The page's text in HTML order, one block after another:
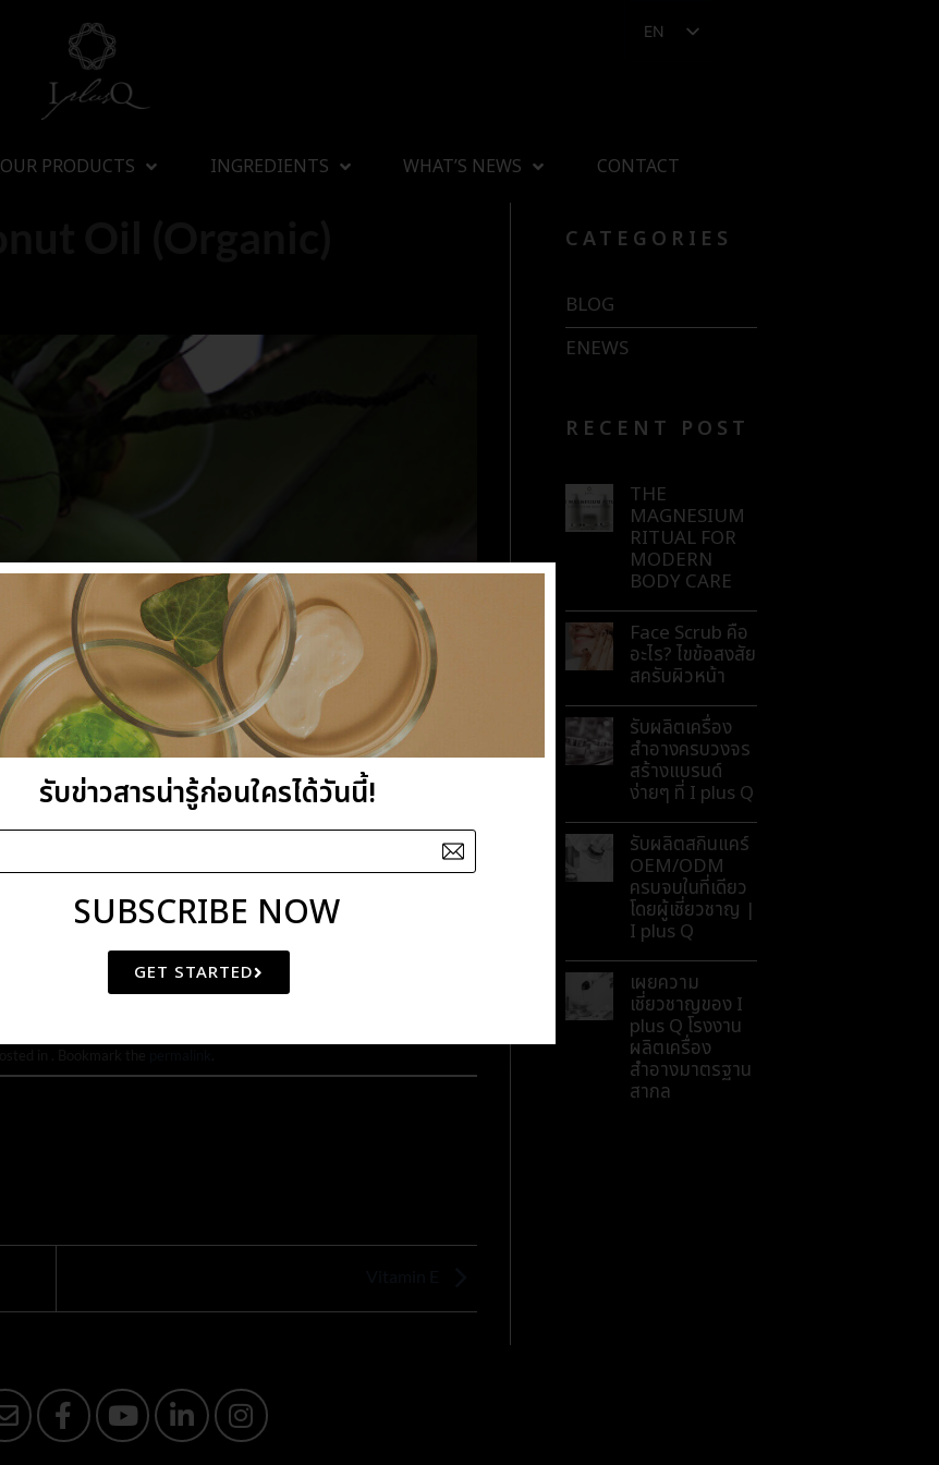
EN
OUR PRODUCTS INGREDIENTS WHAT’S NEWS CONTACT
CATEGORIES
BLOG
ENEWS
RECENT POST
THE
MAGNESIUM
RITUAL FOR
MODERN
BODY CARE
Face Scrub คือ
อะไร? ไขข้อสงสัย
สครับผิวหน้า
รับผลิตเครื่อง
สำอางครบวงจร
สร้างแบรนด์
ง่ายๆ ที่ I plus Q
รับผลิตสกินแคร์
OEM/ODM
ครบจบในที่เดียว
โดยผู้เชี่ยวชาญ |
I plus Q
เผยความ
เชี่ยวชาญของ I
plus Q โรงงาน
ผลิตเครื่อง
สำอางมาตรฐาน
สากล
รับข่าวสารน่ารู้ก่อนใครได้วันนี้!
SUBSCRIBE NOW
GET STARTED